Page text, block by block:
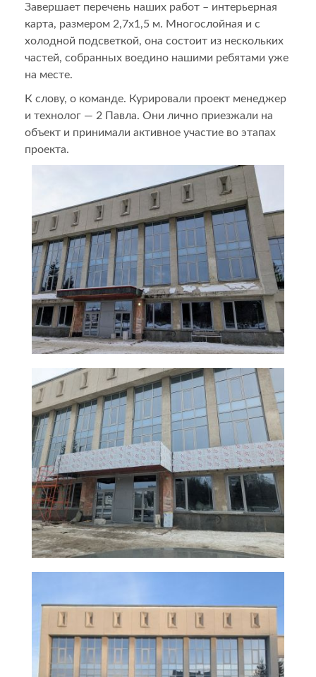
Завершает перечень наших работ – интерьерная
карта, размером 2,7х1,5 м. Многослойная и с
холодной подсветкой, она состоит из нескольких
частей, собранных воедино нашими ребятами уже
на месте.
К слову, о команде. Курировали проект менеджер
и технолог — 2 Павла. Они лично приезжали на
объект и принимали активное участие во этапах
проекта.